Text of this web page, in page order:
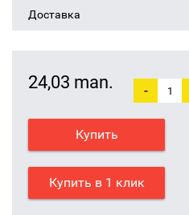
Доставка
24,03 man. -
Купить
Купить в 1 клик